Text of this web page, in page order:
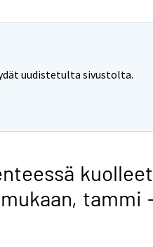
uudistetulta sivustolta.
kuolleet
tammi